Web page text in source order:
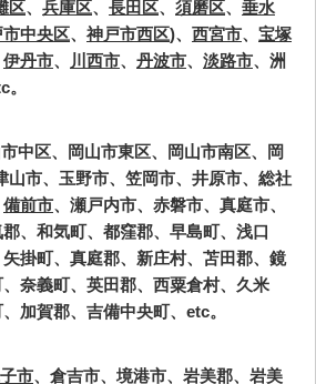
区、 兵庫区、 長田区、 須磨区、 垂水
中央区、 神戸市西区)、 西宮市、 宝塚
伊丹市、 川西市、 丹波市、 淡路市、洲
。
中区、岡山市東区、岡山市南区、岡
山市、玉野市、笠岡市、井原市、総社
備前市、瀬戸内市、赤磐市、真庭市、
、和気町、都窪郡、早島町、浅口
掛町、真庭郡、新庄村、苫田郡、鏡
奈義町、英田郡、西粟倉村、久米
加賀郡、吉備中央町、etc。
市、倉吉市、境港市、岩美郡、岩美